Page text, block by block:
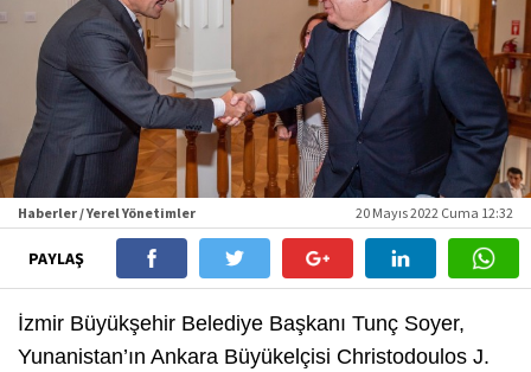
Haberler / Yerel Yönetimler 20 Mayıs 2022 Cuma 12:32
PAYLAŞ
İzmir Büyükşehir Belediye Başkanı Tunç Soyer,
Yunanistan’ın Ankara Büyükelçisi Christodoulos J.